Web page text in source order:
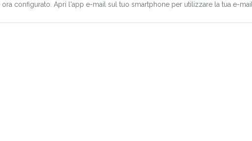
configurato. Apri l'app e-mail sul tuo smartphone per utilizzare la tua e-